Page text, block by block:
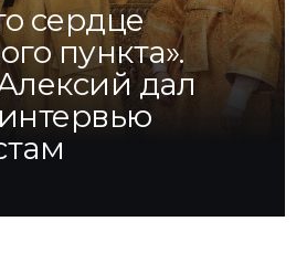
сердце
пункта».
дал